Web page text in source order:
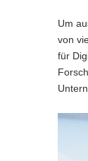
Um
von
für